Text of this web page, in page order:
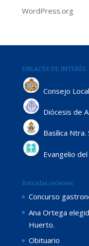
WordPress.org
ENLACES DE INTERÉS
Consejo
Diócesis de
Basílica
Evangelio del
Entradas recientes
Concurso
Ana Ortega
Huerto.
Obituario